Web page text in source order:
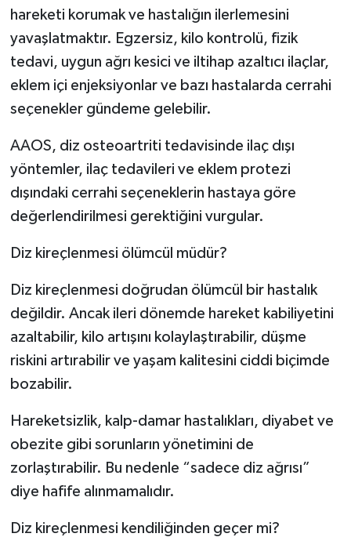
hareketi korumak ve hastalığın ilerlemesini
yavaşlatmaktır. Egzersiz, kilo kontrolü, fizik
tedavi, uygun ağrı kesici ve iltihap azaltıcı ilaçlar,
eklem içi enjeksiyonlar ve bazı hastalarda cerrahi
seçenekler gündeme gelebilir.
AAOS, diz osteoartriti tedavisinde ilaç dışı
yöntemler, ilaç tedavileri ve eklem protezi
dışındaki cerrahi seçeneklerin hastaya göre
değerlendirilmesi gerektiğini vurgular.
Diz kireçlenmesi ölümcül müdür?
Diz kireçlenmesi doğrudan ölümcül bir hastalık
değildir. Ancak ileri dönemde hareket kabiliyetini
azaltabilir, kilo artışını kolaylaştırabilir, düşme
riskini artırabilir ve yaşam kalitesini ciddi biçimde
bozabilir.
Hareketsizlik, kalp-damar hastalıkları, diyabet ve
obezite gibi sorunların yönetimini de
zorlaştırabilir. Bu nedenle “sadece diz ağrısı”
diye hafife alınmamalıdır.
Diz kireçlenmesi kendiliğinden geçer mi?